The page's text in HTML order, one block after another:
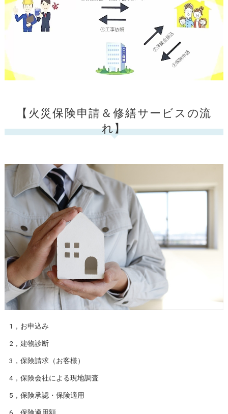
【火災保険申請＆修繕サービスの流
れ】
1，お申込み
2，建物診断
3，保険請求（お客様）
4，保険会社による現地調査
5，保険承認・保険適用